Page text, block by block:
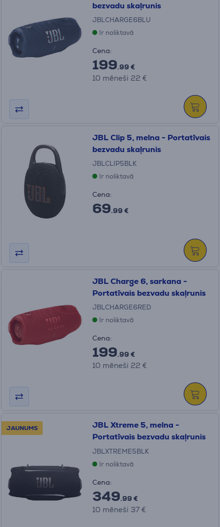
bezvadu skaļrunis
JBLCHARGE6BLU
Ir noliktavā
Cena:
199.99 €
10 mēneši 22 €
JBL Clip 5, melna - Portatīvais
bezvadu skaļrunis
JBLCLIP5BLK
Ir noliktavā
Cena:
69.99 €
JBL Charge 6, sarkana -
Portatīvais bezvadu skaļrunis
JBLCHARGE6RED
Ir noliktavā
Cena:
199.99 €
10 mēneši 22 €
JAUNUMS
JBL Xtreme 5, melna -
Portatīvais bezvadu skaļrunis
JBLXTREME5BLK
Ir noliktavā
Cena:
349.99 €
10 mēneši 37 €